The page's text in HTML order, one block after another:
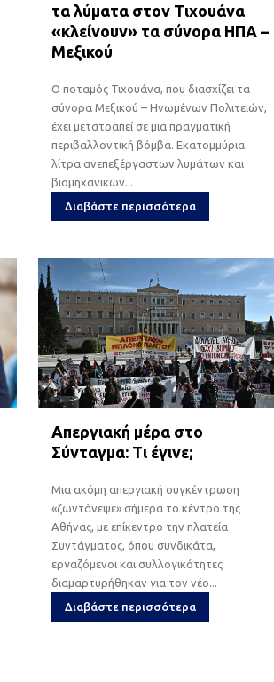
τα λύματα στον Τιχουάνα
«κλείνουν» τα σύνορα ΗΠΑ –
Μεξικού
Ο ποταμός Τιχουάνα, που διασχίζει τα
σύνορα Μεξικού – Ηνωμένων Πολιτειών,
έχει μετατραπεί σε μια πραγματική
περιβαλλοντική βόμβα. Εκατομμύρια
λίτρα ανεπεξέργαστων λυμάτων και
βιομηχανικών...
Διαβάστε περισσότερα
Απεργιακή μέρα στο
Σύνταγμα: Τι έγινε;
Μια ακόμη απεργιακή συγκέντρωση
«ζωντάνεψε» σήμερα το κέντρο της
Αθήνας, με επίκεντρο την πλατεία
Συντάγματος, όπου συνδικάτα,
εργαζόμενοι και συλλογικότητες
διαμαρτυρήθηκαν για τον νέο...
Διαβάστε περισσότερα